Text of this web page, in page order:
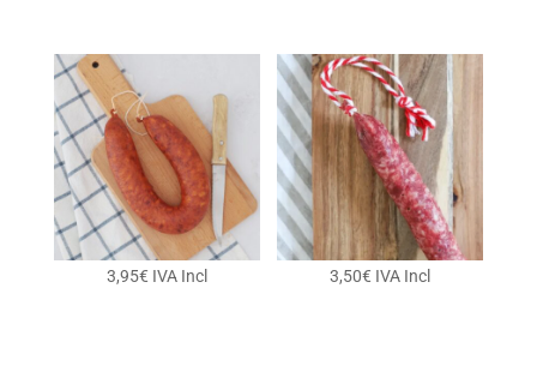
3,95€ IVA Incl 3,50€ IVA Incl